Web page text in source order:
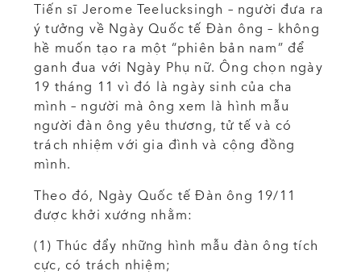
Tiến sĩ Jerome Teelucksingh – người đưa ra
ý tưởng về Ngày Quốc tế Đàn ông – không
hề muốn tạo ra một “phiên bản nam” để
ganh đua với Ngày Phụ nữ. Ông chọn ngày
19 tháng 11 vì đó là ngày sinh của cha
mình – người mà ông xem là hình mẫu
người đàn ông yêu thương, tử tế và có
trách nhiệm với gia đình và cộng đồng
mình.
Theo đó, Ngày Quốc tế Đàn ông 19/11
được khởi xướng nhằm:
(1) Thúc đẩy những hình mẫu đàn ông tích
cực, có trách nhiệm;